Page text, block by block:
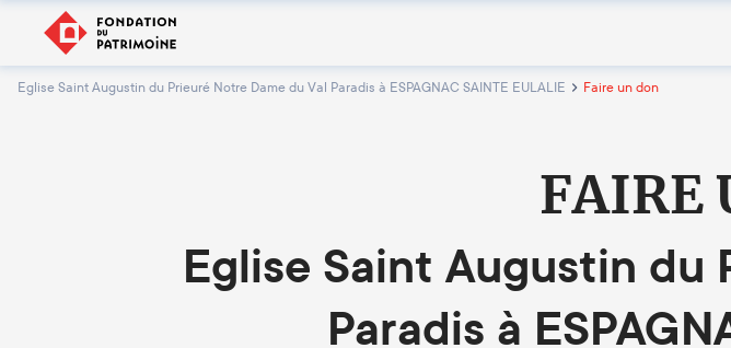
Eglise Saint Augustin du Prieuré Notre Dame du Val Paradis à ESPAGNAC SAINTE EULALIE Faire un don
FAIRE
Eglise Saint Augustin du
Paradis à